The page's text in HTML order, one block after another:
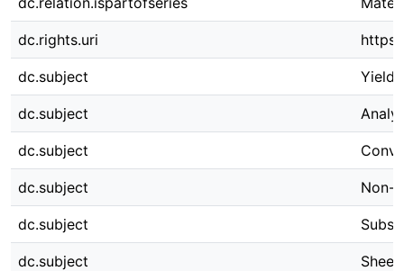
dc.rights.uri
dc.subject Yield
dc.subject
dc.subject
dc.subject Non-
dc.subject
dc.subject